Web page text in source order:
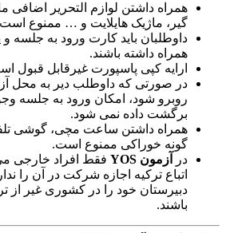
همراه داشتن لوازم التحریر اضافی
گیر، ماژیک هایلایت و … ممنوع
داوطلبان باید کارت ورود به جلسه
همراه داشته باشند.
ارایه کپی پاسپورت غیرقابل قبول
در صورتی که داوطلب دیر به محل
روبرو شود، امکان ورود به جلسه
برگشت داده نمی شود.
همراه داشتن ساعت مچی، گوشی
گونه خوراکی ممنوع است.
در
آزمون YOS فقط افراد خارجی
اتباع ترکیه اجازه شرکت در آن را
دبیرستان خود را در کشوری غیر از
باشند.